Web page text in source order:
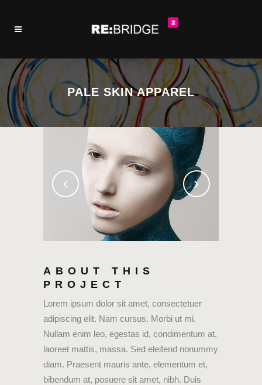
PALE SKIN APPAREL
ABOUT THIS
PROJECT
Lorem ipsum dolor sit amet, consectetuer
adipiscing elit. Nam cursus. Morbi ut mi.
Nullam enim leo, egestas id, condimentum at,
laoreet mattis, massa. Sed eleifend nonummy
diam. Praesent mauris ante, elementum et,
bibendum at, posuere sit amet, nibh. Duis